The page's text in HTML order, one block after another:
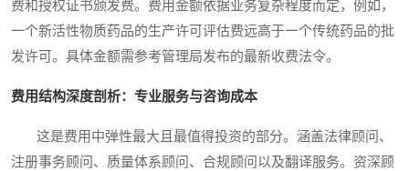
费和授权证书颁发费。费用金额依据业务复杂程度而定，例如，
一个新活性物质药品的生产许可评估费远高于一个传统药品的批
发许可。具体金额需参考管理局发布的最新收费法令。
费用结构深度剖析：专业服务与咨询成本
这是费用中弹性最大且最值得投资的部分。涵盖法律顾问、
注册事务顾问、质量体系顾问、合规顾问以及翻译服务。资深顾